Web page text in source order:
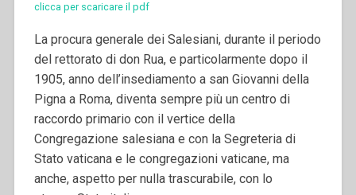
clicca per scaricare il pdf
La procura generale dei Salesiani, durante il periodo
del rettorato di don Rua, e particolarmente dopo il
1905, anno dell’insediamento a san Giovanni della
Pigna a Roma, diventa sempre più un centro di
raccordo primario con il vertice della
Congregazione salesiana e con la Segreteria di
Stato vaticana e le congregazioni vaticane, ma
anche, aspetto per nulla trascurabile, con lo